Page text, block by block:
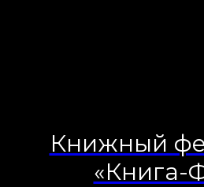
Книжный
«Книга-